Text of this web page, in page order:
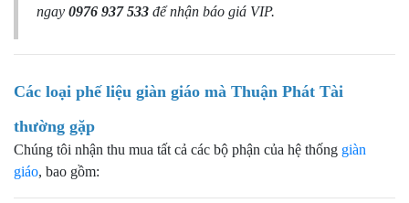
ngay 0976 937 533 để nhận báo giá VIP.
Các loại phế liệu giàn giáo mà Thuận Phát Tài
thường gặp
Chúng tôi nhận thu mua tất cả các bộ phận của hệ thống giàn
giáo, bao gồm: